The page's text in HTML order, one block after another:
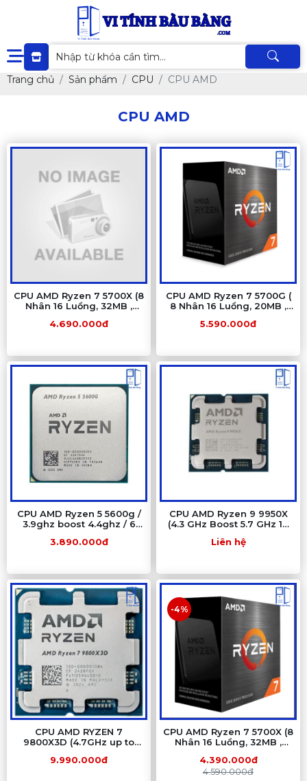
Trang chủ Sản phẩm CPU CPU AMD
CPU AMD
CPU AMD Ryzen 7 5700X (8
Nhân 16 Luồng, 32MB ,
Hãng
4.690.000đ
CPU AMD Ryzen 7 5700G (
8 Nhân 16 Luồng, 20MB ,
Hãng (MPK)
5.590.000đ
CPU AMD Ryzen 5 5600g /
3.9ghz boost 4.4ghz / 6
AM4
3.890.000đ
CPU AMD Ryzen 9 9950X
(4.3 GHz Boost 5.7 GHz 16
Cache) - Tray Chính hãng
Liên hệ
CPU AMD RYZEN 7
9800X3D (4.7GHz up to
) - Tray
9.990.000đ
CPU AMD Ryzen 7 5700X (8
Nhân 16 Luồng, 32MB ,
Hãng
4.390.000đ
4.590.000đ
-4%